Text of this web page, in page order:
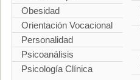
Obesidad
Orientación Vocacional
Personalidad
Psicoanálisis
Psicología Clínica